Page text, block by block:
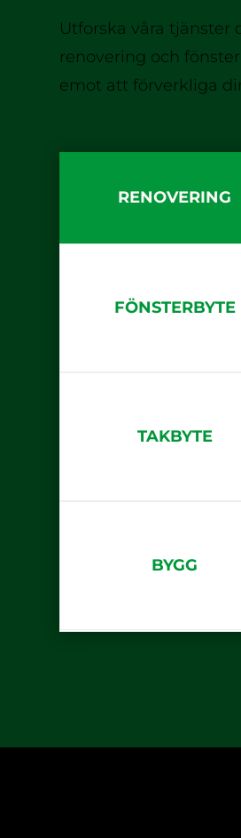
Utforska våra tjänster
renovering och
emot att förverkliga
RENOVERING
FÖNSTERBYTE
TAKBYTE
BYGG